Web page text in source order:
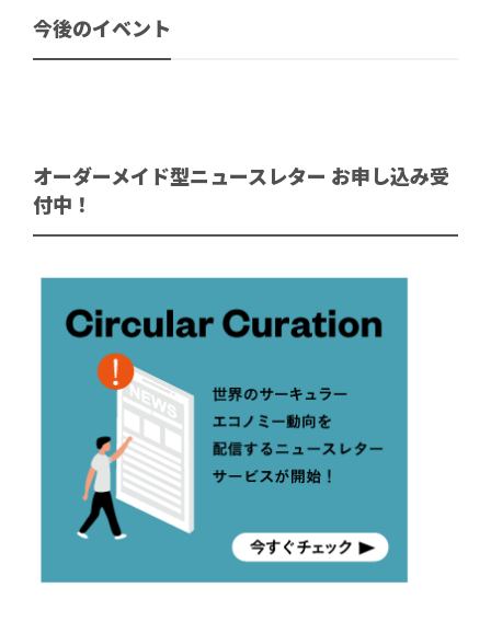
今後のイベント
オーダーメイド型ニュースレター お申し込み受
付中！